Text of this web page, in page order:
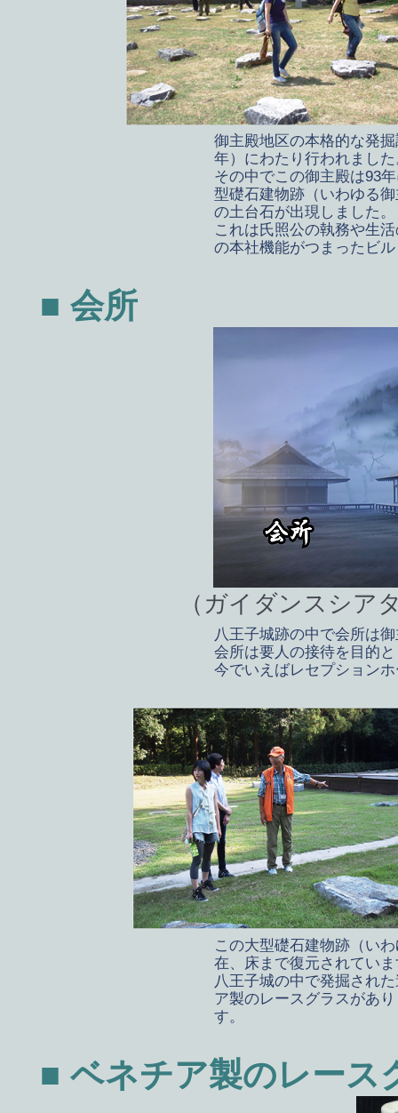
御主殿地区の本格的な発
年）にわたり行われまし
その中でこの御主殿は93
型礎石建物跡（いわゆる
の土台石が出現しました。
これは氏照公の執務や生
の本社機能がつまったビ
■ 会所
（ガイダンスシア
八王子城跡の中で会所は
会所は要人の接待を目的
今でいえばレセプション
この大型礎石建物跡（い
在、床まで復元されてい
八王子城の中で発掘され
ア製のレースグラスがあ
す。
■ ベネチア製のレース